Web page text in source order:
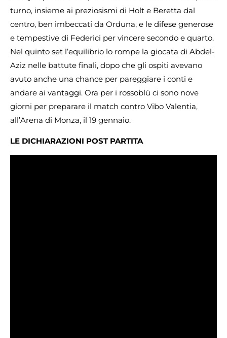
turno, insieme ai preziosismi di Holt e Beretta dal
centro, ben imbeccati da Orduna, e le difese generose
e tempestive di Federici per vincere secondo e quarto.
Nel quinto set l’equilibrio lo rompe la giocata di Abdel-
Aziz nelle battute finali, dopo che gli ospiti avevano
avuto anche una chance per pareggiare i conti e
andare ai vantaggi. Ora per i rossoblù ci sono nove
giorni per preparare il match contro Vibo Valentia,
all’Arena di Monza, il 19 gennaio.
LE DICHIARAZIONI POST PARTITA